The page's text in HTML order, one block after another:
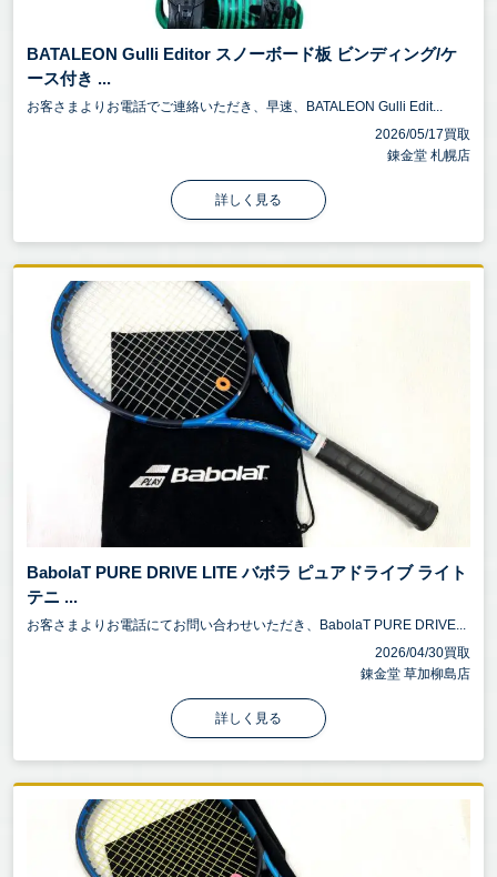
BATALEON Gulli Editor スノーボード板 ビンディング/ケ
ース付き ...
お客さまよりお電話でご連絡いただき、早速、BATALEON Gulli Edit...
2026/05/17買取
錬金堂 札幌店
詳しく見る
BabolaT PURE DRIVE LITE バボラ ピュアドライブ ライト
テニ ...
お客さまよりお電話にてお問い合わせいただき、BabolaT PURE DRIVE...
2026/04/30買取
錬金堂 草加柳島店
詳しく見る